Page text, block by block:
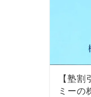
【塾
ミーの